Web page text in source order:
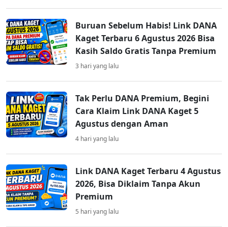
Buruan Sebelum Habis! Link DANA
Kaget Terbaru 6 Agustus 2026 Bisa
Kasih Saldo Gratis Tanpa Premium
3 hari yang lalu
Tak Perlu DANA Premium, Begini
Cara Klaim Link DANA Kaget 5
Agustus dengan Aman
4 hari yang lalu
Link DANA Kaget Terbaru 4 Agustus
2026, Bisa Diklaim Tanpa Akun
Premium
5 hari yang lalu